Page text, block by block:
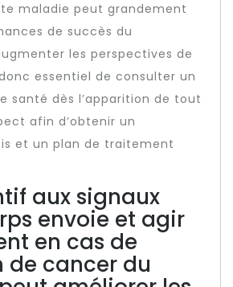
maladie peut grandement
de succès du
les perspectives de
essentiel de consulter un
santé dès l’apparition de tout
afin d’obtenir un
et un plan de traitement
aux signaux
envoie et agir
en cas de
de cancer du